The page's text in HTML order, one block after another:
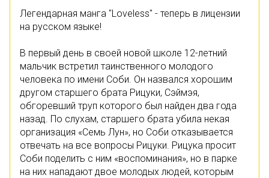
Легендарная манга "Loveless" - теперь в лицензии
на русском языке!
В первый день в своей новой школе 12-летний
мальчик встретил таинственного молодого
человека по имени Соби. Он назвался хорошим
другом старшего брата Рицуки, Сэймэя,
обгоревший труп которого был найден два года
назад. По слухам, старшего брата убила некая
организация «Семь Лун», но Соби отказывается
отвечать на все вопросы Рицуки. Рицука просит
Соби поделить с ним «воспоминания», но в парке
на них нападают двое молодых людей, которым